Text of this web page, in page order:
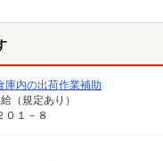
庫内の出荷作業補助
（規定あり）
０１－８